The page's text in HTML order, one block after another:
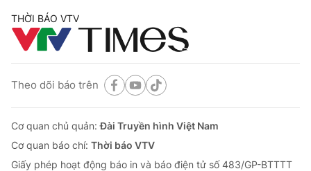
THỜI BÁO VTV
Theo dõi báo trên
Cơ quan chủ quản:Đài Truyền hình Việt Nam
Cơ quan báo chí: Thời báo VTV
Giấy phép hoạt động báo in và báo điện tử số 483/GP-BTTTT